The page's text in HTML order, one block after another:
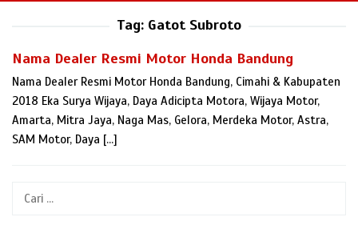
Tag: Gatot Subroto
Nama Dealer Resmi Motor Honda Bandung
Nama Dealer Resmi Motor Honda Bandung, Cimahi & Kabupaten
2018 Eka Surya Wijaya, Daya Adicipta Motora, Wijaya Motor,
Amarta, Mitra Jaya, Naga Mas, Gelora, Merdeka Motor, Astra,
SAM Motor, Daya […]
Cari